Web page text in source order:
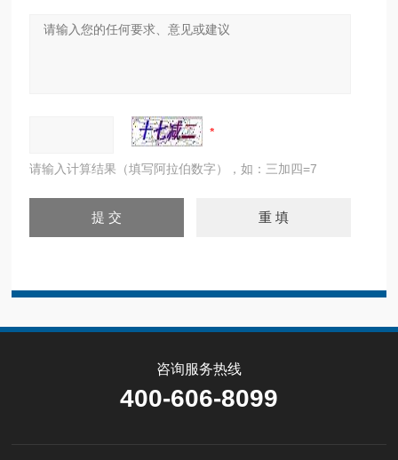
请输入计算结果（填写阿拉伯数字），如：三加四=7
咨询服务热线
400-606-8099